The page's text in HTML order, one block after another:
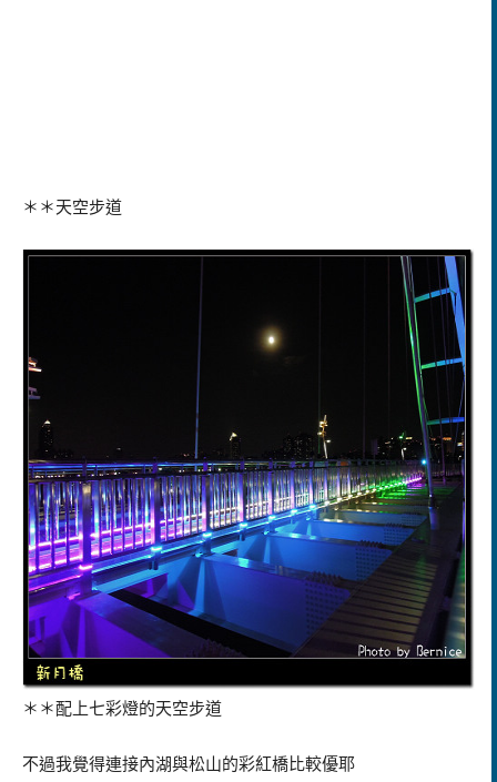
＊＊天空步道
＊＊配上七彩燈的天空步道
不過我覺得連接內湖與松山的彩紅橋比較優耶